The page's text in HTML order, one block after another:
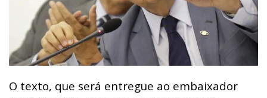
O texto, que será entregue ao embaixador